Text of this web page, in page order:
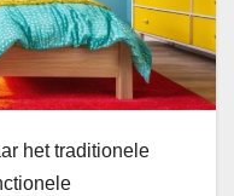
het traditionele